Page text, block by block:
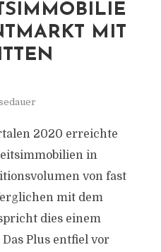
MIT
2020 erreichte
in
von fast
mit dem
dies einem
Plus entfiel vor